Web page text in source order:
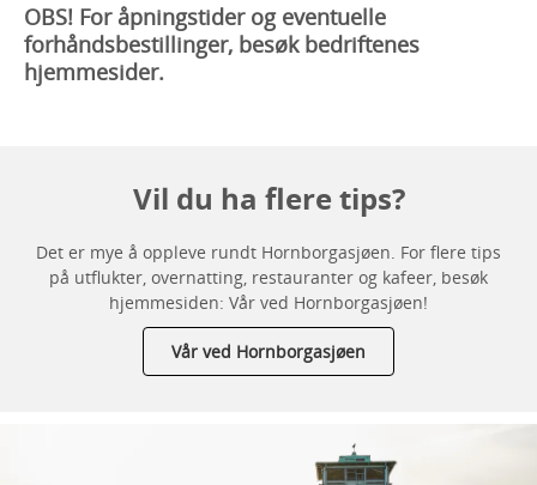
OBS! For åpningstider og eventuelle
forhåndsbestillinger, besøk bedriftenes
hjemmesider.
Vil du ha flere tips?
Det er mye å oppleve rundt Hornborgasjøen. For flere tips
på utflukter, overnatting, restauranter og kafeer, besøk
hjemmesiden: Vår ved Hornborgasjøen!
Vår ved Hornborgasjøen